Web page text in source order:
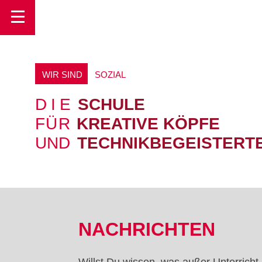
WIR SIND EUR OP
DIE SCHULE
FÜR KREATIVE KÖPFE
UND
NACHRICHTEN